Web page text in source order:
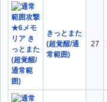
きっとまた
(超覚醒/通
常範囲)
27